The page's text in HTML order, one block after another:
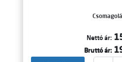
Nettó ár:
Bruttó ár: